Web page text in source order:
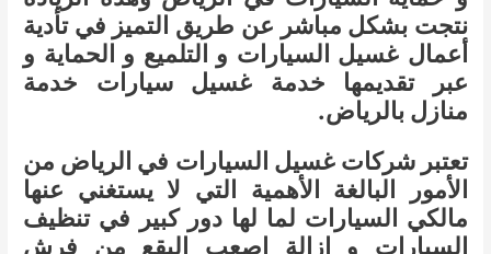
نتجت بشكل مباشر عن طريق التميز في تأدية
أعمال غسيل السيارات و التلميع و الحماية و
عبر تقديمها خدمة غسيل سيارات خدمة
منازل بالرياض.
تعتبر شركات غسيل السيارات في الرياض من
الأمور البالغة الأهمية التي لا يستغني عنها
مالكي السيارات لما لها دور كبير في تنظيف
السيارات و ازالة اصعب البقع من فرش